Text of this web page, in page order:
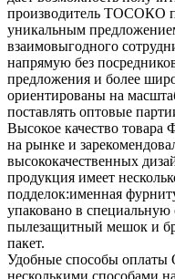
производитель ТОСОКО
уникальным
взаимовыгодного
напрямую без
предложения и более
ориентированы на
поставлять оптовые
Высокое качество товара
на рынке и
высококачественных
продукция имеет
подделок:именная
упаковано в
пылезащитный мешок и
пакет.
Удобные способы оплаты
несколькими